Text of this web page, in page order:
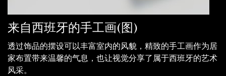
来自西班牙的手工画(图)
透过饰品的摆设可以丰富室内的风貌，精致的手工画作为居
家布置带来温馨的气息，也让视觉分享了属于西班牙的艺术
风采。